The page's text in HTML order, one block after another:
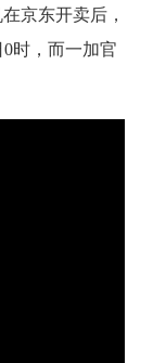
京东开卖后，
时，而一加官